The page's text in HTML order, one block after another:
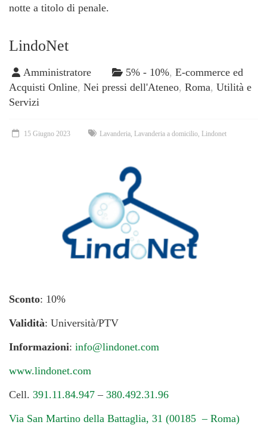
notte a titolo di penale.
LindoNet
Amministratore 5% - 10%, E-commerce ed
Acquisti Online, Nei pressi dell'Ateneo, Roma, Utilità e
Servizi
15 Giugno 2023 Lavanderia, Lavanderia a domicilio, Lindonet
Sconto: 10%
Validità: Università/PTV
Informazioni: info@lindonet.com
www.lindonet.com
Cell. 391.11.84.947 – 380.492.31.96
Via San Martino della Battaglia, 31 (00185 – Roma)